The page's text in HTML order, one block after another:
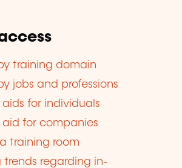
training domain
jobs and professions
aids for individuals
aid for companies
training room
trends regarding in-